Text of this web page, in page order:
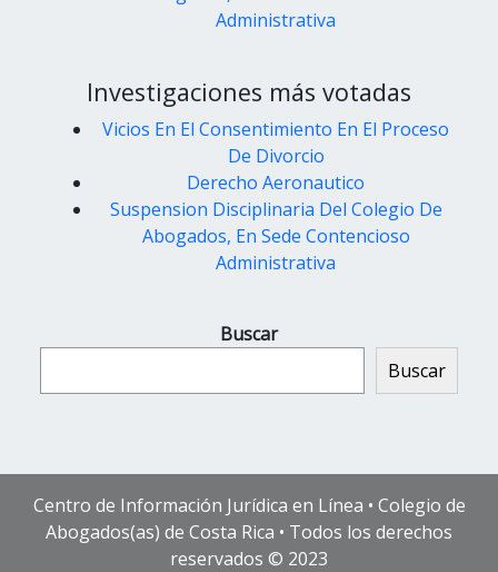
Administrativa
Investigaciones más votadas
Vicios En El Consentimiento En El Proceso
De Divorcio
Derecho Aeronautico
Suspension Disciplinaria Del Colegio De
Abogados, En Sede Contencioso
Administrativa
Buscar
Buscar
Centro de Información Jurídica en Línea • Colegio de
Abogados(as) de Costa Rica • Todos los derechos
reservados © 2023